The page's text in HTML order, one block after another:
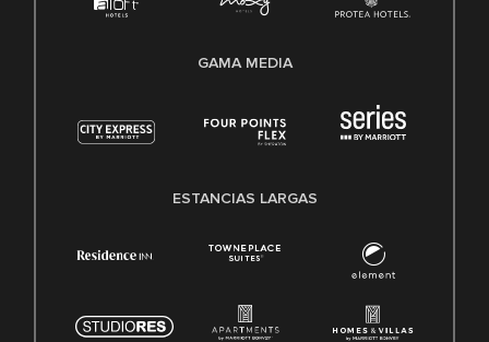
GAMA MEDIA
ESTANCIAS LARGAS